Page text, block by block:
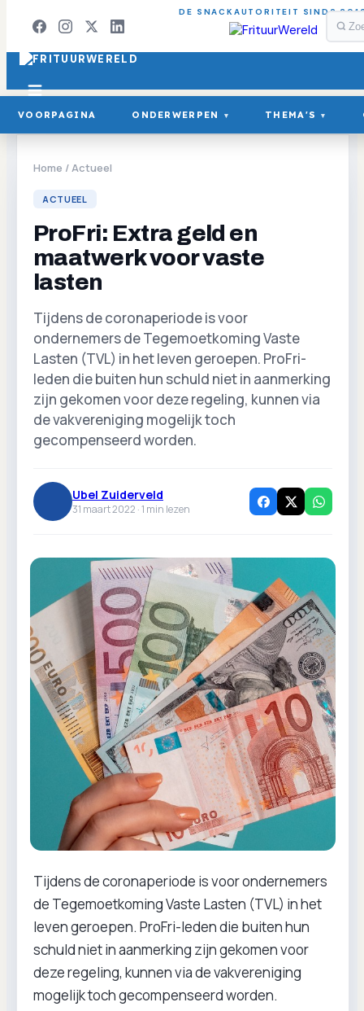
DE SNACKAUTORITEIT SINDS
VOORPAGINA ONDERWERPEN ▾ THEMA'S ▾
Home /Actueel
ACTUEEL
ProFri: Extra geld en
maatwerk voor vaste
lasten
Tijdens de coronaperiode is voor
ondernemers de Tegemoetkoming Vaste
Lasten (TVL) in het leven geroepen. ProFri-
leden die buiten hun schuld niet in aanmerking
zijn gekomen voor deze regeling, kunnen via
de vakvereniging mogelijk toch
gecompenseerd worden.
Ubel Zuiderveld
31 maart 2022 ·1 min lezen
Tijdens de coronaperiode is voor ondernemers
de Tegemoetkoming Vaste Lasten (TVL) in het
leven geroepen. ProFri-leden die buiten hun
schuld niet in aanmerking zijn gekomen voor
deze regeling, kunnen via de vakvereniging
mogelijk toch gecompenseerd worden.